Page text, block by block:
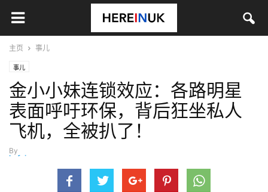
主页 事儿
事儿
金小小妹连锁效应：各路明星
表面呼吁环保，背后狂坐私人
飞机，全被扒了！
By
hefei